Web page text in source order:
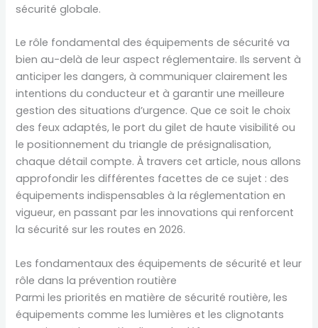
sécurité globale.
Le rôle fondamental des équipements de sécurité va
bien au-delà de leur aspect réglementaire. Ils servent à
anticiper les dangers, à communiquer clairement les
intentions du conducteur et à garantir une meilleure
gestion des situations d’urgence. Que ce soit le choix
des feux adaptés, le port du gilet de haute visibilité ou
le positionnement du triangle de présignalisation,
chaque détail compte. À travers cet article, nous allons
approfondir les différentes facettes de ce sujet : des
équipements indispensables à la réglementation en
vigueur, en passant par les innovations qui renforcent
la sécurité sur les routes en 2026.
Les fondamentaux des équipements de sécurité et leur
rôle dans la prévention routière
Parmi les priorités en matière de sécurité routière, les
équipements comme les lumières et les clignotants